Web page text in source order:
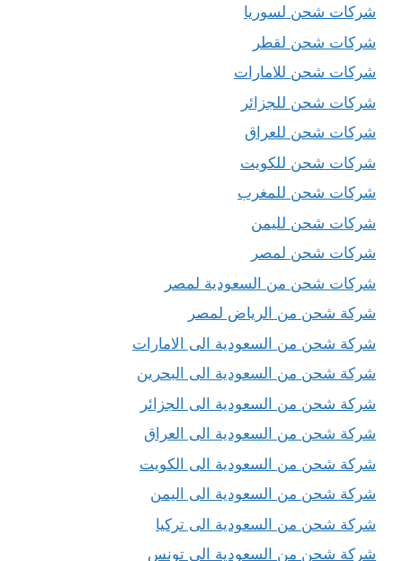
شركات شحن لسوريا
شركات شحن لقطر
شركات شحن للامارات
شركات شحن للجزائر
شركات شحن للعراق
شركات شحن للكويت
شركات شحن للمغرب
شركات شحن لليمن
شركات شحن لمصر
شركات شحن من السعودية لمصر
شركة شحن من الرياض لمصر
شركة شحن من السعودية الى الامارات
شركة شحن من السعودية الى البحرين
شركة شحن من السعودية الى الجزائر
شركة شحن من السعودية الى العراق
شركة شحن من السعودية الى الكويت
شركة شحن من السعودية الى اليمن
شركة شحن من السعودية الى تركيا
شركة شحن من السعودية الى تونس